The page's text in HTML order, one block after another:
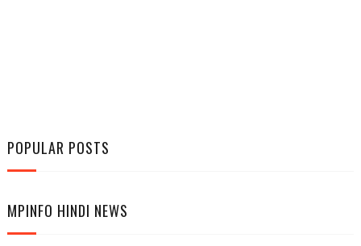
POPULAR POSTS
MPINFO HINDI NEWS